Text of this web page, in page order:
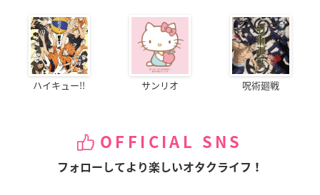
ハイキュー!! サンリオ 呪術廻戦
OFFICIAL SNS
フォローしてより楽しいオタクライフ！